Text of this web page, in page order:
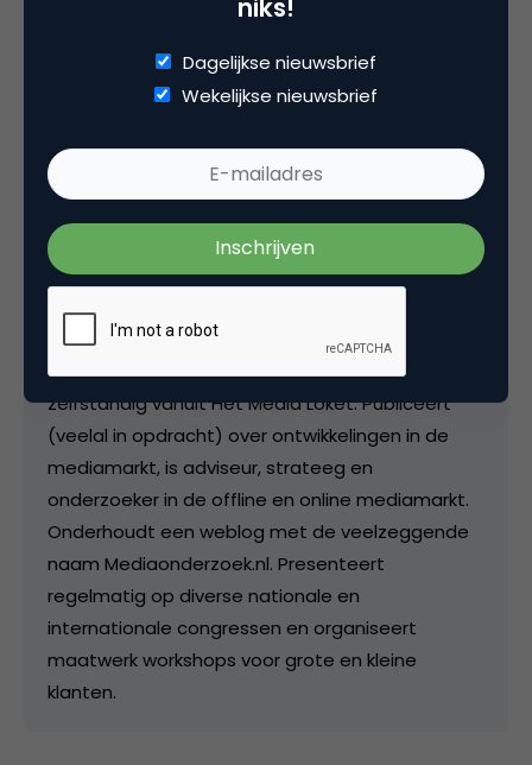
Peter Wiegman
Directeur bijHet Media Loket
Sinds 1989 actief in het mediavak. Begonnen bij
dagbladen, daarna televisie en sinds 1997
zelfstandig vanuit Het Media Loket. Publiceert
(veelal in opdracht) over ontwikkelingen in de
mediamarkt, is adviseur, strateeg en
onderzoeker in de offline en online mediamarkt.
Onderhoudt een weblog met de veelzeggende
naam Mediaonderzoek.nl. Presenteert
regelmatig op diverse nationale en
internationale congressen en organiseert
maatwerk workshops voor grote en kleine
klanten.
niks!
Dagelijkse nieuwsbrief
Wekelijkse nieuwsbrief